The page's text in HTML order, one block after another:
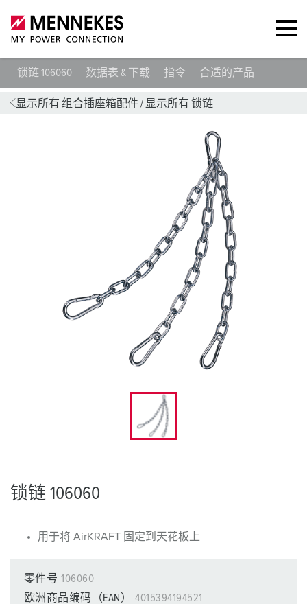
锁链 106060 数据表 & 下载 指令 合适的产品
显示所有 组合插座箱配件/ 显示所有 锁链
锁链 106060
用于将 AirKRAFT 固定到天花板上
零件号 106060
欧洲商品编码（EAN）
4015394194521